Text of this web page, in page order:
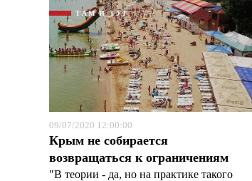
ТАМ И ТУТ
09/07/2020 12:00:00
Крым не собирается
возвращаться к ограничениям
"В теории - да, но на практике такого